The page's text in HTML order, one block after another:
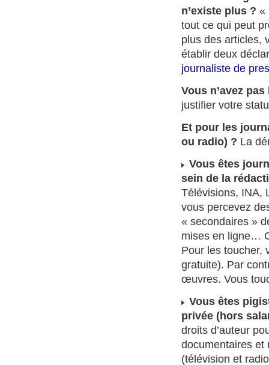
n’existe plus ? «
tout ce qui peut
plus des articles,
établir deux
journaliste de
Vous n’avez
justifier votre
Et pour les
ou radio) ? La
Vous êtes
sein de la
Télévisions, INA,
vous percevez
« secondaires »
mises en ligne…
Pour les toucher,
gratuite). Par
œuvres. Vous
Vous êtes
privée (hors
droits d’auteur
documentaires et
(télévision et